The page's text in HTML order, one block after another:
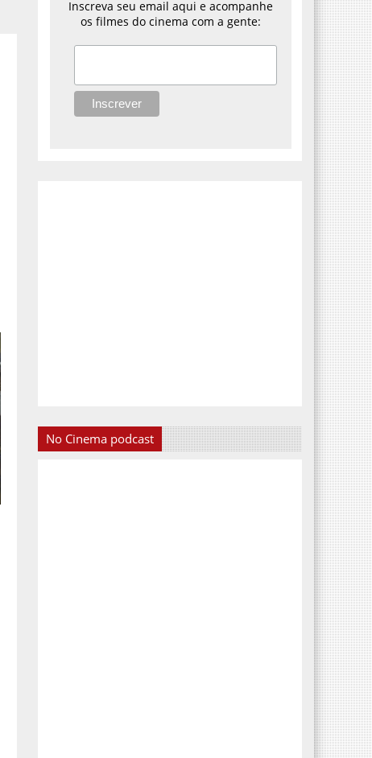
Inscreva seu email aqui e acompanhe
os filmes do cinema com a gente:
No Cinema podcast